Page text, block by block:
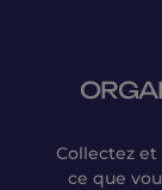
Collectez et
ce que